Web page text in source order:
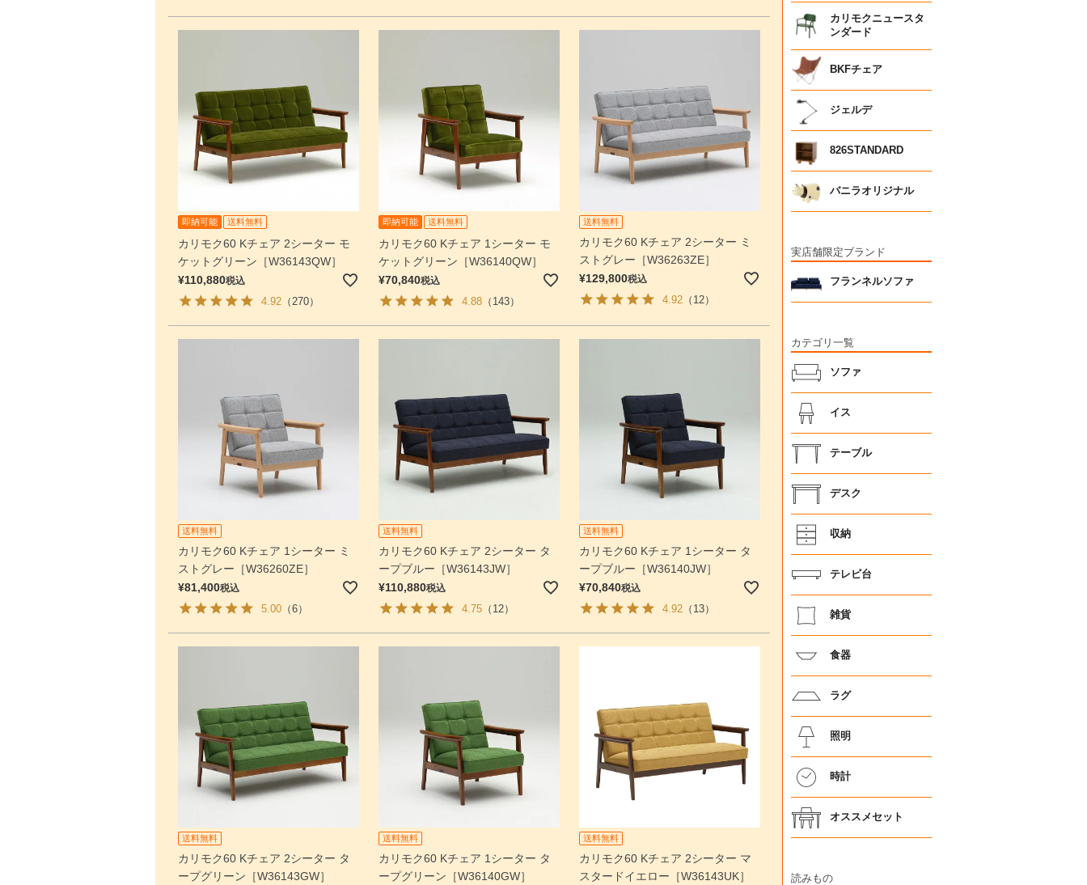
即納可能 送料無料
カリモク60 Kチェア 2シーター モ
ケットグリーン［W36143QW］
¥110,880税込
4.92（270）
即納可能 送料無料
カリモク60 Kチェア 1シーター モ
ケットグリーン［W36140QW］
¥70,840税込
4.88（143）
送料無料
カリモク60 Kチェア 2シーター ミ
ストグレー［W36263ZE］
¥129,800税込
4.92（12）
送料無料
カリモク60 Kチェア 1シーター ミ
ストグレー［W36260ZE］
¥81,400税込
5.00（6）
送料無料
カリモク60 Kチェア 2シーター タ
ープブルー［W36143JW］
¥110,880税込
4.75（12）
送料無料
カリモク60 Kチェア 1シーター タ
ープブルー［W36140JW］
¥70,840税込
4.92（13）
送料無料
カリモク60 Kチェア 2シーター タ
ープグリーン［W36143GW］
送料無料
カリモク60 Kチェア 1シーター タ
ープグリーン［W36140GW］
送料無料
カリモク60 Kチェア 2シーター マ
スタードイエロー［W36143UK］
カリモクニュースタ
ンダード
BKFチェア
ジェルデ
826STANDARD
バニラオリジナル
実店舗限定ブランド
フランネルソファ
カテゴリ一覧
ソファ
イス
テーブル
デスク
収納
テレビ台
雑貨
食器
ラグ
照明
時計
オススメセット
読みもの